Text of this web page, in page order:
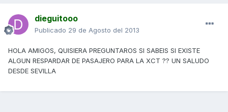
dieguitooo
Publicado 29 de Agosto del 2013
HOLA AMIGOS, QUISIERA PREGUNTAROS SI SABEIS SI EXISTE
ALGUN RESPARDAR DE PASAJERO PARA LA XCT ?? UN SALUDO
DESDE SEVILLA